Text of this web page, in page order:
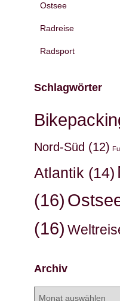
Ostsee
Radreise
Radsport
Schlagwörter
Nord-Süd (12)
Atlantik (14)
(16)
(16)
Archiv